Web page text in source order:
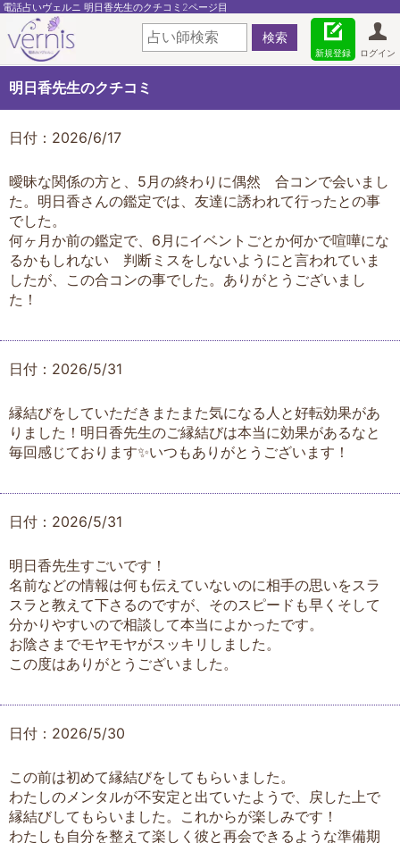
電話占いヴェルニ 明日香先生のクチコミ2ページ目
ログイン
新規登録
明日香先生のクチコミ
日付：2026/6/17
曖昧な関係の方と、5月の終わりに偶然 合コンで会いまし
た。明日香さんの鑑定では、友達に誘われて行ったとの事
でした。
何ヶ月か前の鑑定で、6月にイベントごとか何かで喧嘩にな
るかもしれない 判断ミスをしないようにと言われていま
したが、この合コンの事でした。ありがとうございまし
た！
日付：2026/5/31
縁結びをしていただきまたまた気になる人と好転効果があ
りました！明日香先生のご縁結びは本当に効果があるなと
毎回感じております✨いつもありがとうございます！
日付：2026/5/31
明日香先生すごいです！
名前などの情報は何も伝えていないのに相手の思いをスラ
スラと教えて下さるのですが、そのスピードも早くそして
分かりやすいので相談して本当によかったです。
お陰さまでモヤモヤがスッキリしました。
この度はありがとうございました。
日付：2026/5/30
この前は初めて縁結びをしてもらいました。
わたしのメンタルが不安定と出ていたようで、戻した上で
縁結びしてもらいました。これからが楽しみです！
わたしも自分を整えて楽しく彼と再会できるような準備期